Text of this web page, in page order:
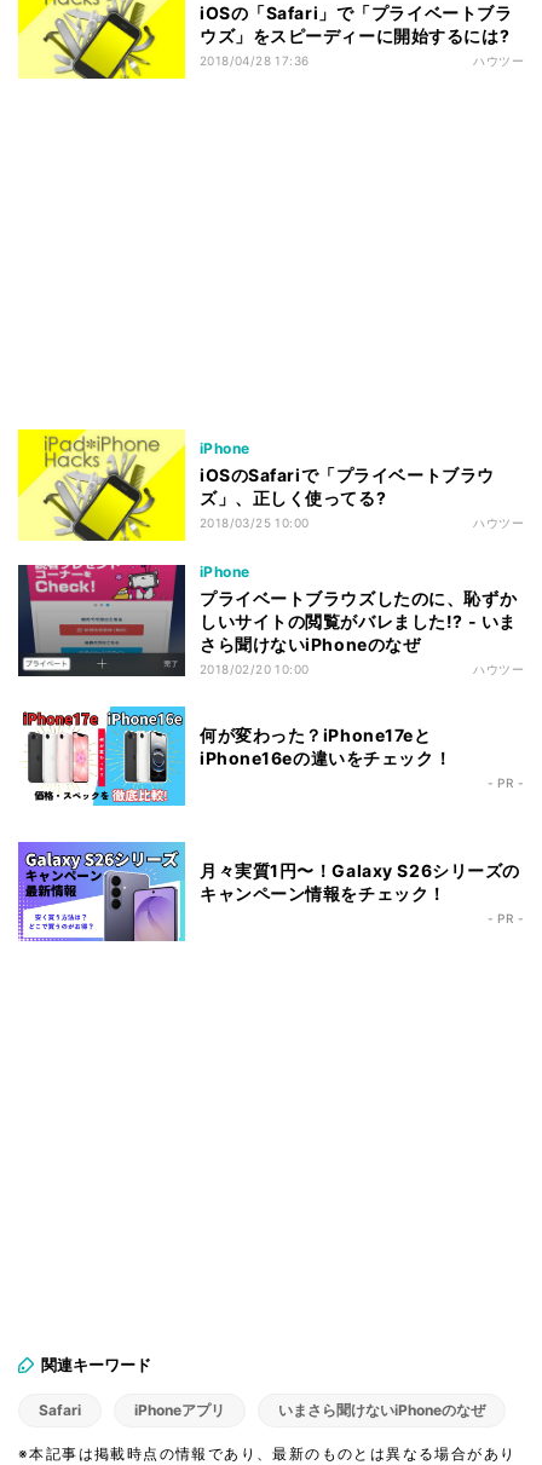
iOSの「Safari」で「プライベートブラ
ウズ」をスピーディーに開始するには?
2018/04/28 17:36 ハウツー
iPhone
iOSのSafariで「プライベートブラウ
ズ」、正しく使ってる?
2018/03/25 10:00 ハウツー
iPhone
プライベートブラウズしたのに、恥ずか
しいサイトの閲覧がバレました!? - いま
さら聞けないiPhoneのなぜ
2018/02/20 10:00 ハウツー
何が変わった？iPhone17eと
iPhone16eの違いをチェック！
- PR -
月々実質1円〜！Galaxy S26シリーズの
キャンペーン情報をチェック！
- PR -
関連キーワード
Safari iPhoneアプリ いまさら聞けないiPhoneのなぜ
※本記事は掲載時点の情報であり、最新のものとは異なる場合があり